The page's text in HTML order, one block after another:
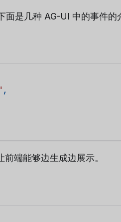
是几种 AG-UI 中的事件的
,
端能够边生成边展示。